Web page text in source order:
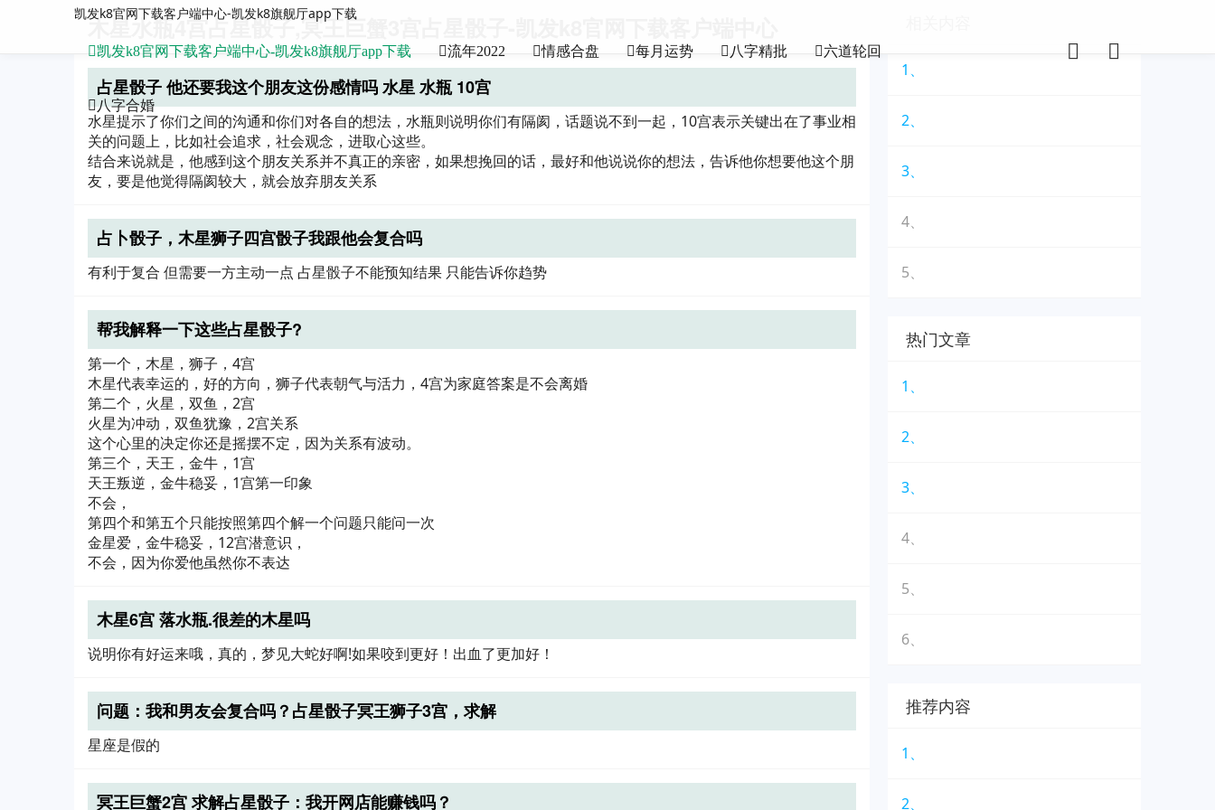
凯发k8官网下载客户端中心-凯发k8旗舰厅app下载
凯发k8官网下载客户端中心-凯发k8旗舰厅app下载 流年2022 情感合盘 每月运势 八字精批 六道轮回
八字合婚
木星水瓶4宫占星骰子,冥王巨蟹3宫占星骰子-凯发k8官网下载客户端中心
占星骰子 他还要我这个朋友这份感情吗 水星 水瓶 10宫
水星提示了你们之间的沟通和你们对各自的想法，水瓶则说明你们有隔阂，话题说不到一起，10宫表示关键出在了事业相
关的问题上，比如社会追求，社会观念，进取心这些。
结合来说就是，他感到这个朋友关系并不真正的亲密，如果想挽回的话，最好和他说说你的想法，告诉他你想要他这个朋
友，要是他觉得隔阂较大，就会放弃朋友关系
占卜骰子，木星狮子四宫骰子我跟他会复合吗
有利于复合 但需要一方主动一点 占星骰子不能预知结果 只能告诉你趋势
帮我解释一下这些占星骰子?
第一个，木星，狮子，4宫
木星代表幸运的，好的方向，狮子代表朝气与活力，4宫为家庭答案是不会离婚
第二个，火星，双鱼，2宫
火星为冲动，双鱼犹豫，2宫关系
这个心里的决定你还是摇摆不定，因为关系有波动。
第三个，天王，金牛，1宫
天王叛逆，金牛稳妥，1宫第一印象
不会，
第四个和第五个只能按照第四个解一个问题只能问一次
金星爱，金牛稳妥，12宫潜意识，
不会，因为你爱他虽然你不表达
木星6宫 落水瓶.很差的木星吗
说明你有好运来哦，真的，梦见大蛇好啊!如果咬到更好！出血了更加好！
问题：我和男友会复合吗？占星骰子冥王狮子3宫，求解
星座是假的
冥王巨蟹2宫 求解占星骰子：我开网店能赚钱吗？
1、
2、
3、
4、
5、
热门文章
1、
2、
3、
4、
5、
6、
推荐内容
1、
2、